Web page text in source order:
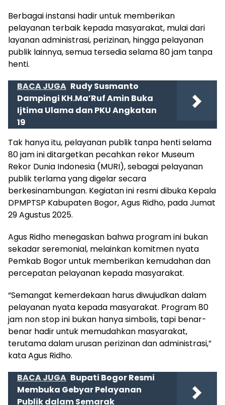
Berbagai instansi hadir untuk memberikan
pelayanan terbaik kepada masyarakat, mulai dari
layanan administrasi, perizinan, hingga pelayanan
publik lainnya, semua tersedia selama 80 jam tanpa
henti.
BACA JUGA Rudy Susmanto
Dampingi KH.Ma’Ruf Amin Buka
Ijtima Ulama dan PKU Angkatan
19
Tak hanya itu, pelayanan publik tanpa henti selama
80 jam ini ditargetkan pecahkan rekor Museum
Rekor Dunia Indonesia (MURI), sebagai pelayanan
publik terlama yang digelar secara
berkesinambungan. Kegiatan ini resmi dibuka Kepala
DPMPTSP Kabupaten Bogor, Agus Ridho, pada Jumat
29 Agustus 2025.
Agus Ridho menegaskan bahwa program ini bukan
sekadar seremonial, melainkan komitmen nyata
Pemkab Bogor untuk memberikan kemudahan dan
percepatan pelayanan kepada masyarakat.
“Semangat kemerdekaan harus diwujudkan dalam
pelayanan nyata kepada masyarakat. Program 80
jam non stop ini bukan hanya simbolis, tapi benar-
benar hadir untuk memudahkan masyarakat,
terutama dalam urusan perizinan dan administrasi,”
kata Agus Ridho.
BACA JUGA Bupati Bogor Resmi
Membuka Gebyar Pelayanan
Publik dalam Semarak